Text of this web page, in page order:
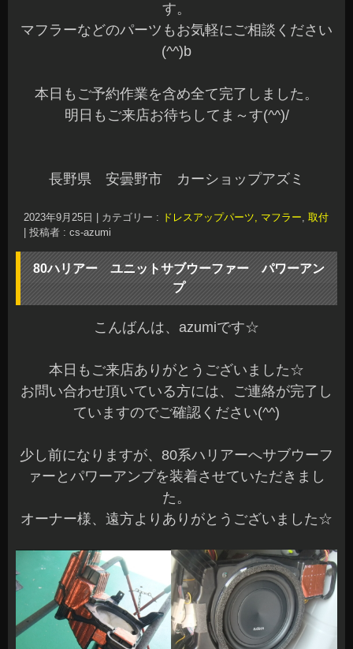
す。
マフラーなどのパーツもお気軽にご相談ください
(^^)b
本日もご予約作業を含め全て完了しました。
明日もご来店お待ちしてま～す(^^)/
長野県 安曇野市 カーショップアズミ
2023年9月25日 カテゴリー : ドレスアップパーツ, マフラー, 取付
投稿者 : cs-azumi
80ハリアー ユニットサブウーファー パワーアン
プ
こんばんは、azumiです☆
本日もご来店ありがとうございました☆
お問い合わせ頂いている方には、ご連絡が完了し
ていますのでご確認ください(^^)
少し前になりますが、80系ハリアーへサブウーフ
ァーとパワーアンプを装着させていただきまし
た。
オーナー様、遠方よりありがとうございました☆